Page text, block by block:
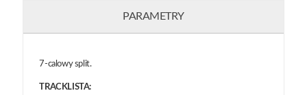
PARAMETRY
7-calowy split.
TRACKLISTA: